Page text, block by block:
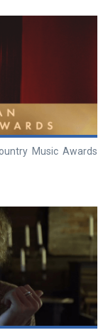
Music Awards